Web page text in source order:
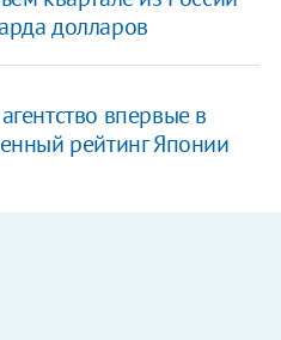
долларов
впервые в
рейтинг Японии